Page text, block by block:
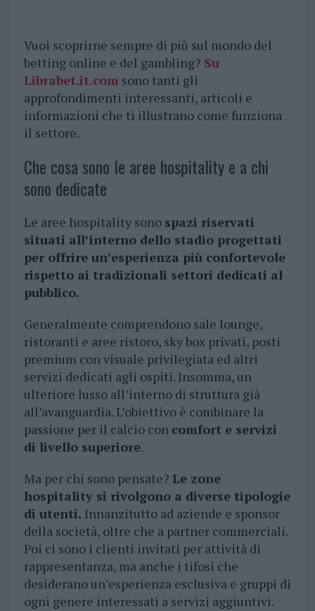
Vuoi scoprirne sempre di più sul mondo del
betting online e del gambling? Su
Librabet.it.com sono tanti gli
approfondimenti interessanti, articoli e
informazioni che ti illustrano come funziona
il settore.
Che cosa sono le aree hospitality e a chi
sono dedicate
Le aree hospitality sono spazi riservati
situati all’interno dello stadio progettati
per offrire un’esperienza più confortevole
rispetto ai tradizionali settori dedicati al
pubblico.
Generalmente comprendono sale lounge,
ristoranti e aree ristoro, sky box privati, posti
premium con visuale privilegiata ed altri
servizi dedicati agli ospiti. Insomma, un
ulteriore lusso all’interno di struttura già
all’avanguardia. L’obiettivo è combinare la
passione per il calcio con comfort e servizi
di livello superiore.
Ma per chi sono pensate? Le zone
hospitality si rivolgono a diverse tipologie
di utenti. Innanzitutto ad aziende e sponsor
della società, oltre che a partner commerciali.
Poi ci sono i clienti invitati per attività di
rappresentanza, ma anche i tifosi che
desiderano un’esperienza esclusiva e gruppi di
ogni genere interessati a servizi aggiuntivi.